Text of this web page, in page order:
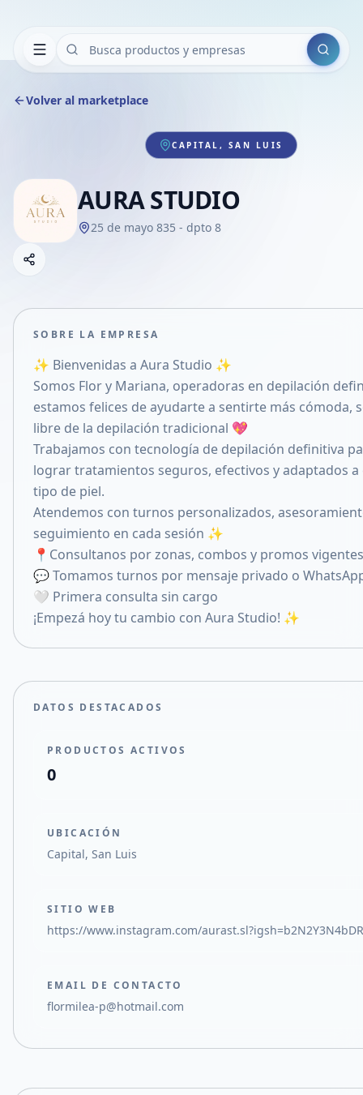
Buscar
Volver al marketplace
CAPITAL, SAN LUIS
AURA STUDIO
25 de mayo 835 - dpto 8
Compartir empresa
Compartir en X
SOBRE LA EMPRESA
✨ Bienvenidas a Aura Studio ✨
Somos Flor y Mariana, operadoras en depilación
estamos felices de ayudarte a sentirte más cómoda,
libre de la depilación tradicional 💖
Trabajamos con tecnología de depilación definitiva
lograr tratamientos seguros, efectivos y adaptados a
tipo de piel.
Atendemos con turnos personalizados,
seguimiento en cada sesión ✨
📍Consultanos por zonas, combos y promos vigentes
💬 Tomamos turnos por mensaje privado o
🤍 Primera consulta sin cargo
¡Empezá hoy tu cambio con Aura Studio! ✨
DATOS DESTACADOS
PRODUCTOS ACTIVOS
0
UBICACIÓN
Capital, San Luis
SITIO WEB
https://www.instagram.com/
EMAIL DE CONTACTO
flormilea-p@hotmail.com